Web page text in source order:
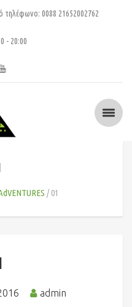
τηλέφωνο: 0088 21652002762
- 20:00
01
admin